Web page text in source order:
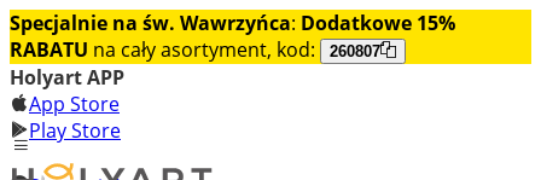
Specjalnie na św. Wawrzyńca: Dodatkowe 15%
RABATU na cały asortyment, kod: 260807
Holyart APP
App Store
Play Store